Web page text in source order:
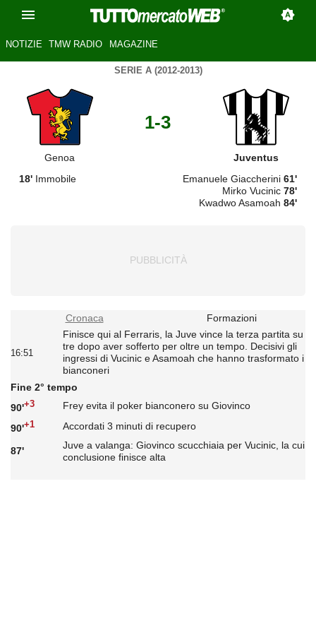
NOTIZIE TMW RADIO MAGAZINE
SERIE A (2012-2013)
Genoa
1-3
Juventus
18' Immobile Emanuele Giaccherini 61'
Mirko Vucinic 78'
Kwadwo Asamoah 84'
Cronaca Formazioni
16:51
Finisce qui al Ferraris, la Juve vince la terza partita su
tre dopo aver sofferto per oltre un tempo. Decisivi gli
ingressi di Vucinic e Asamoah che hanno trasformato i
bianconeri
Fine 2° tempo
90'+3 Frey evita il poker bianconero su Giovinco
90'+1 Accordati 3 minuti di recupero
87'
Juve a valanga: Giovinco scucchiaia per Vucinic, la cui
conclusione finisce alta